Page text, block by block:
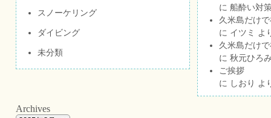
スノーケリング
ダイビング
未分類
に 船酔い対
久米島だけ
に イツミ
よ
久米島だけ
に 秋元ひろ
ご挨拶
に しおり よ
Archives